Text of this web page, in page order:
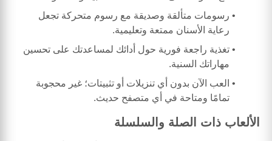
رسومات متألقة وصديقة مع رسوم متحركة تجعل
رعاية الأسنان ممتعة وتعليمية.
تغذية راجعة فورية حول أدائك لمساعدتك على تحسين
مهاراتك السنية.
العب الآن بدون أي تنزيلات أو تثبيتات؛ غير محجوبة
تمامًا ومتاحة في أي متصفح حديث.
الألعاب ذات الصلة والسلسلة